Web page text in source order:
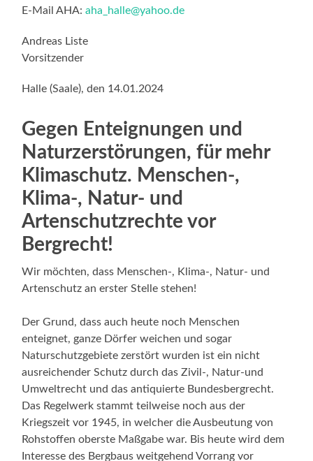
E-Mail AHA:aha_halle@yahoo.de
Andreas Liste
Vorsitzender
Halle (Saale), den 14.01.2024
Gegen Enteignungen und
Naturzerstörungen, für mehr
Klimaschutz. Menschen-,
Klima-, Natur- und
Artenschutzrechte vor
Bergrecht!
Wir möchten, dass Menschen-, Klima-, Natur- und
Artenschutz an erster Stelle stehen!
Der Grund, dass auch heute noch Menschen
enteignet, ganze Dörfer weichen und sogar
Naturschutzgebiete zerstört wurden ist ein nicht
ausreichender Schutz durch das Zivil-, Natur-und
Umweltrecht und das antiquierte Bundesbergrecht.
Das Regelwerk stammt teilweise noch aus der
Kriegszeit vor 1945, in welcher die Ausbeutung von
Rohstoffen oberste Maßgabe war. Bis heute wird dem
Interesse des Bergbaus weitgehend Vorrang vor